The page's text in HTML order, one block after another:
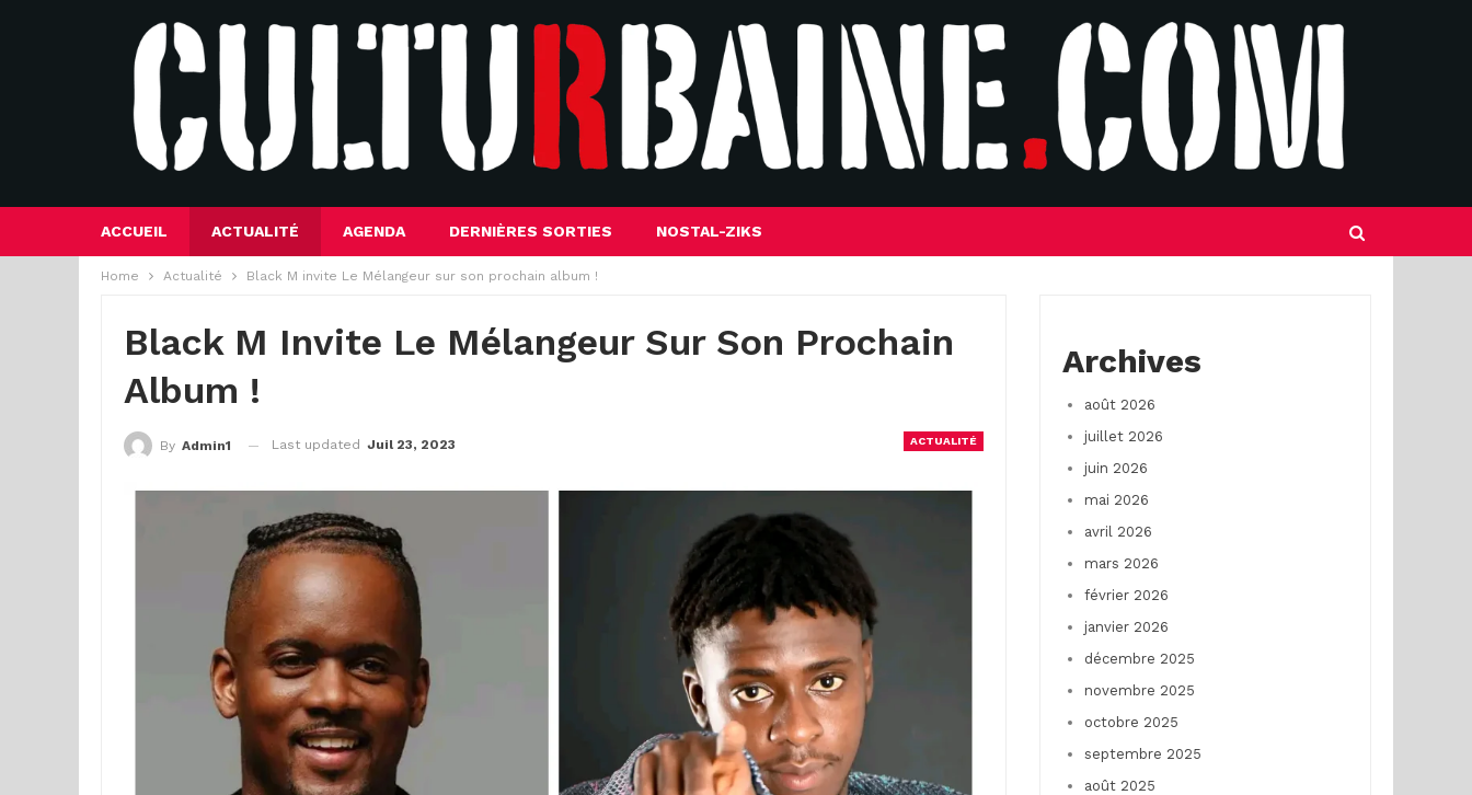
ACCUEIL ACTUALITÉ AGENDA DERNIÈRES SORTIES NOSTAL-ZIKS
Home Actualité Black M invite Le Mélangeur sur son prochain album !
Black M Invite Le Mélangeur Sur Son Prochain
Album !
ACTUALITÉ
By Admin1 Last updated Juil 23, 2023
Archives
août 2026
juillet 2026
juin 2026
mai 2026
avril 2026
mars 2026
février 2026
janvier 2026
décembre 2025
novembre 2025
octobre 2025
septembre 2025
août 2025